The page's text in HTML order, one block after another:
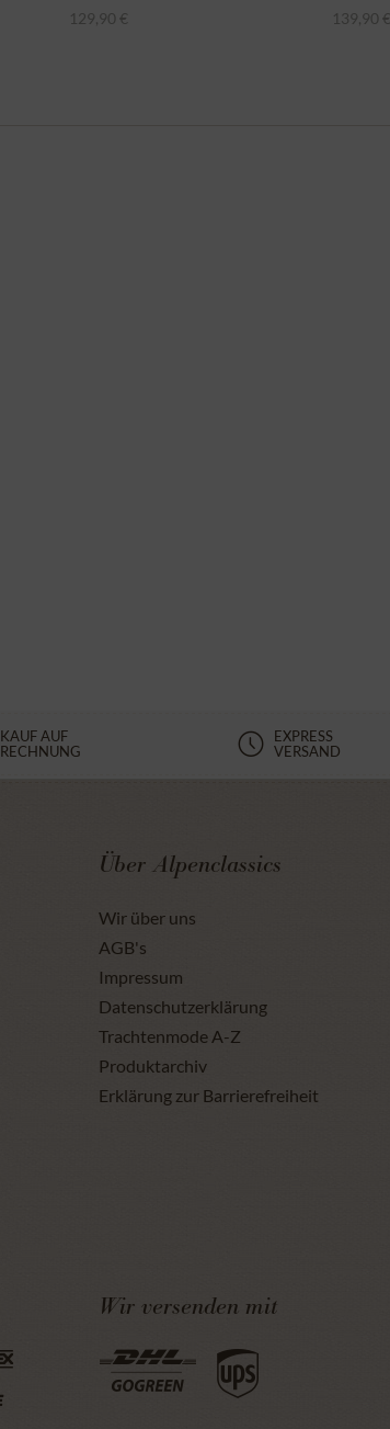
129,90 € 139,90 €
KAUF AUF
RECHNUNG
EXPRESS
VERSAND
Über Alpenclassics
Wir über uns
AGB's
Impressum
Datenschutzerklärung
Trachtenmode A-Z
Produktarchiv
Erklärung zur Barrierefreiheit
Wir versenden mit